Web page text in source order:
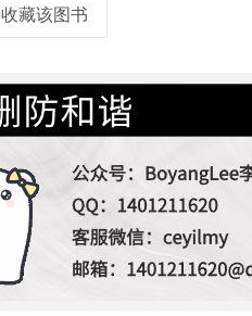
收藏该图书